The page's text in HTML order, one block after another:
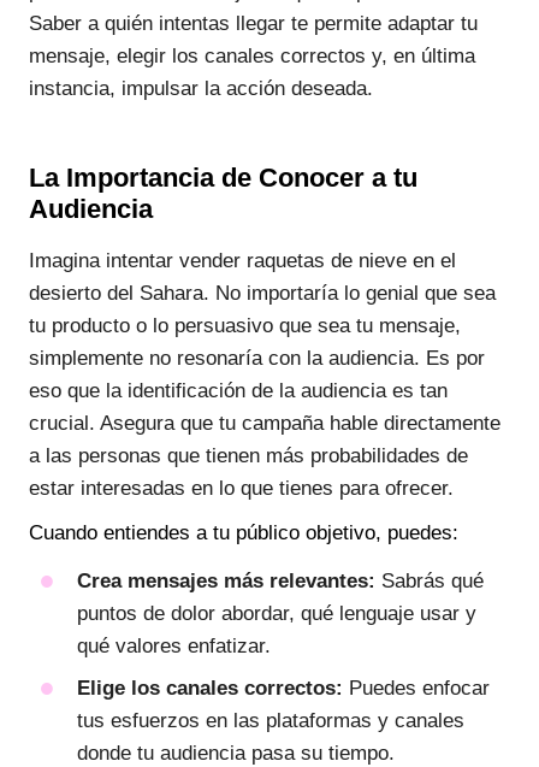
Saber a quién intentas llegar te permite adaptar tu
mensaje, elegir los canales correctos y, en última
instancia, impulsar la acción deseada.
La Importancia de Conocer a tu
Audiencia
Imagina intentar vender raquetas de nieve en el
desierto del Sahara. No importaría lo genial que sea
tu producto o lo persuasivo que sea tu mensaje,
simplemente no resonaría con la audiencia. Es por
eso que la identificación de la audiencia es tan
crucial. Asegura que tu campaña hable directamente
a las personas que tienen más probabilidades de
estar interesadas en lo que tienes para ofrecer.
Cuando entiendes a tu público objetivo, puedes:
Crea mensajes más relevantes: Sabrás qué
puntos de dolor abordar, qué lenguaje usar y
qué valores enfatizar.
Elige los canales correctos: Puedes enfocar
tus esfuerzos en las plataformas y canales
donde tu audiencia pasa su tiempo.